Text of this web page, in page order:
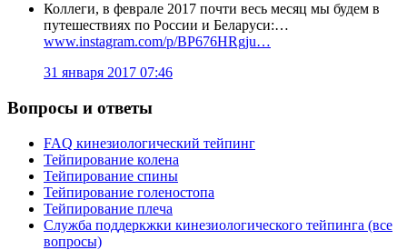
Коллеги, в феврале 2017 почти весь месяц мы будем в
путешествиях по России и Беларуси:…
www.instagram.com/p/BP676HRgju…
31 января 2017 07:46
Вопросы и ответы
FAQ кинезиологический тейпинг
Тейпирование колена
Тейпирование спины
Тейпирование голеностопа
Тейпирование плеча
Служба поддеркжки кинезиологического тейпинга (все
вопросы)